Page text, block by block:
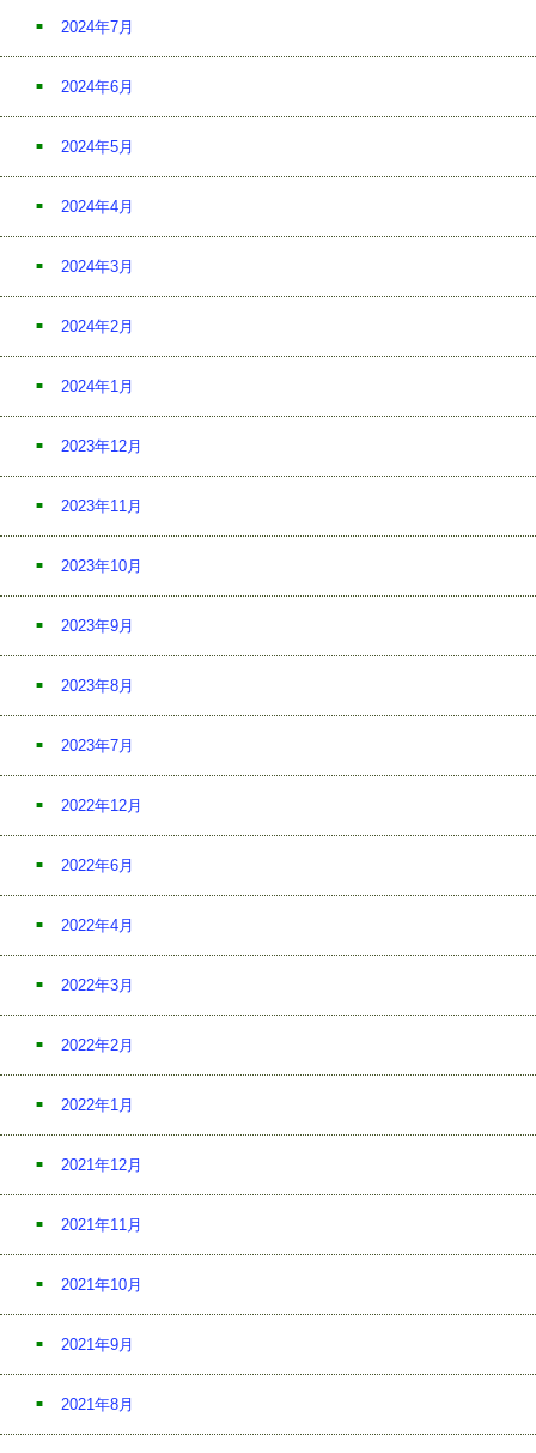
2024年7月
2024年6月
2024年5月
2024年4月
2024年3月
2024年2月
2024年1月
2023年12月
2023年11月
2023年10月
2023年9月
2023年8月
2023年7月
2022年12月
2022年6月
2022年4月
2022年3月
2022年2月
2022年1月
2021年12月
2021年11月
2021年10月
2021年9月
2021年8月